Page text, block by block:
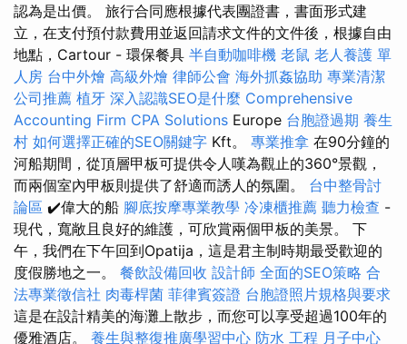
認為是出價。 旅行合同應根據代表團證書，書面形式建
立，在支付預付款費用並返回請求文件的文件後，根據自由
地點，Cartour - 環保餐具 半自動咖啡機 老鼠 老人養護 單
人房 台中外燴 高級外燴 律師公會 海外抓姦協助 專業清潔
公司推薦 植牙 深入認識SEO是什麼 Comprehensive
Accounting Firm CPA Solutions Europe 台胞證過期 養生
村 如何選擇正確的SEO關鍵字 Kft。 專業推拿 在90分鐘的
河船期間，從頂層甲板可提供令人嘆為觀止的360°景觀，
而兩個室內甲板則提供了舒適而誘人的氛圍。 台中整骨討
論區 ✔️偉大的船 腳底按摩專業教學 冷凍櫃推薦 聽力檢查 -
現代，寬敞且良好的維護，可欣賞兩個甲板的美景。 下
午，我們在下午回到Opatija，這是君主制時期最受歡迎的
度假勝地之一。 餐飲設備回收 設計師 全面的SEO策略 合
法專業徵信社 肉毒桿菌 菲律賓簽證 台胞證照片規格與要求
這是在設計精美的海灘上散步，而您可以享受超過100年的
優雅酒店。 養生與整復推廣學習中心 防水 工程 月子中心